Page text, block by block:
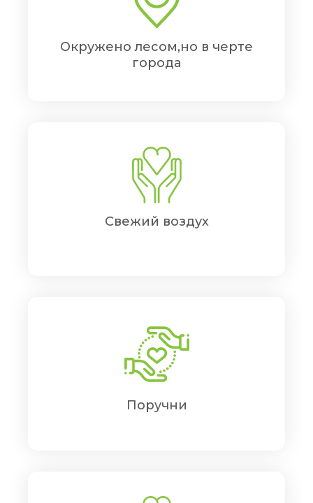
Окружено лесом,но в черте
города
Свежий воздух
Поручни